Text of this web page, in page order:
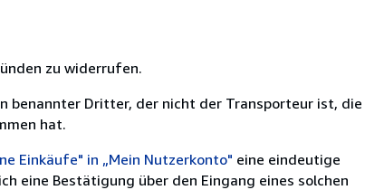
zu widerrufen.
benannter Dritter, der nicht der Transporteur ist, die
hat.
Einkäufe" in „Mein Nutzerkonto" eine eindeutige
eine Bestätigung über den Eingang eines solchen